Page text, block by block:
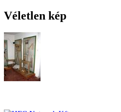
Véletlen kép